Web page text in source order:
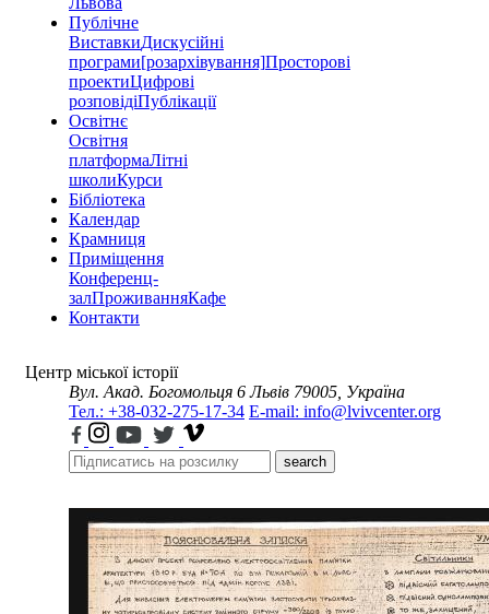
Публічне
ВиставкиДискусійні
програми[розархівування]Просторові
проектиЦифрові
розповідіПублікації
Освітнє
Освітня
платформаЛітні
школиКурси
Бібліотека
Календар
Крамниця
Приміщення
Конференц-
залПроживанняКафе
Контакти
Центр міської історії
Вул. Акад. Богомольця 6 Львів 79005, Україна
Тел.: +38-032-275-17-34 E-mail: info@lvivcenter.org
search